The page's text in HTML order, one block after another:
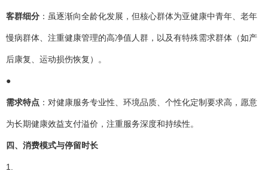
客群细分 ：虽逐渐向全龄化发展，但核心群体为亚健康中青年、老年
慢病群体、注重健康管理的高净值人群，以及有特殊需求群体（如产
后康复、运动损伤恢复）。
●
需求特点 ：对健康服务专业性、环境品质、个性化定制要求高，愿意
为长期健康效益支付溢价，注重服务深度和持续性。
四、消费模式与停留时长
1.